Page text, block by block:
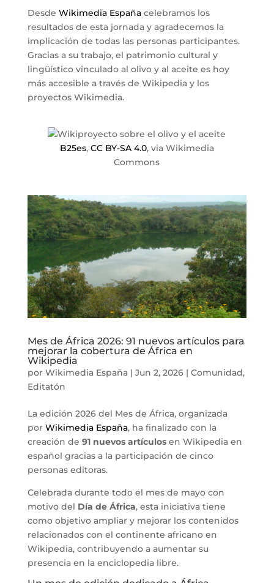
Desde Wikimedia Españacelebramos los
resultados de esta jornada y agradecemos la
implicación de todas las personas participantes.
Gracias a su trabajo, el patrimonio cultural y
lingüístico vinculado al olivo y al aceite es hoy
más accesible a través de Wikipedia y los
proyectos Wikimedia.
B25es, CC BY-SA 4.0, via Wikimedia
Commons
Mes de África 2026: 91 nuevos artículos para
mejorar la cobertura de África en
Wikipedia
por Wikimedia España| Jun 2, 2026| Comunidad,
Editatón
La edición 2026 del Mes de África, organizada
por Wikimedia España, ha finalizado con la
creación de 91 nuevos artículos en Wikipedia en
español gracias a la participación de cinco
personas editoras.
Celebrada durante todo el mes de mayo con
motivo del Día de África, esta iniciativa tiene
como objetivo ampliar y mejorar los contenidos
relacionados con el continente africano en
Wikipedia, contribuyendo a aumentar su
presencia en la enciclopedia libre.